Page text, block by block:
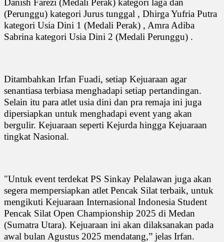
Danish Farezi (Medali Perak) kategori laga dan
(Perunggu) kategori Jurus tunggal , Dhirga Yufria Putra
kategori Usia Dini 1 (Medali Perak) , Amra Adiba
Sabrina kategori Usia Dini 2 (Medali Perunggu) .
Ditambahkan Irfan Fuadi, setiap Kejuaraan agar
senantiasa terbiasa menghadapi setiap pertandingan.
Selain itu para atlet usia dini dan pra remaja ini juga
dipersiapkan untuk menghadapi event yang akan
bergulir. Kejuaraan seperti Kejurda hingga Kejuaraan
tingkat Nasional.
"Untuk event terdekat PS Sinkay Pelalawan juga akan
segera mempersiapkan atlet Pencak Silat terbaik, untuk
mengikuti Kejuaraan Internasional Indonesia Student
Pencak Silat Open Championship 2025 di Medan
(Sumatra Utara). Kejuaraan ini akan dilaksanakan pada
awal bulan Agustus 2025 mendatang,” jelas Irfan.